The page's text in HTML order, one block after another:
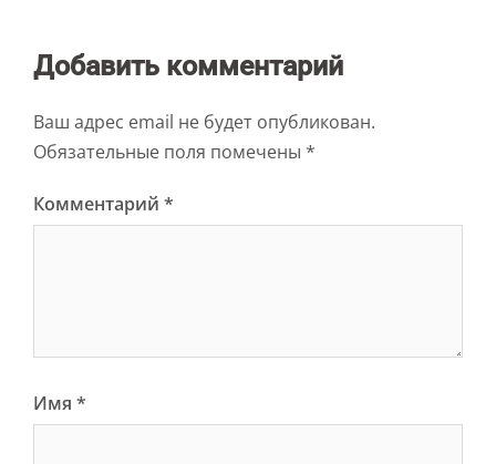
Добавить комментарий
Ваш адрес email не будет опубликован.
Обязательные поля помечены *
Комментарий *
Имя *